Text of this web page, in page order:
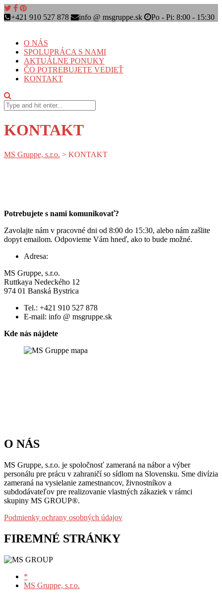
+421 910 527 878 info @ msgruppe.sk Po - Pi: 8:00 - 15:30
O NÁS
SPOLUPRÁCA S NAMI
AKTUÁLNE PONUKY
ČO POTREBUJETE VEDIEŤ
KONTAKT
KONTAKT
MS Gruppe, s.r.o. > KONTAKT
Potrebujete s nami komunikovať?
Zavolajte nám v pracovné dni od 8:00 do 15:30, alebo nám zašlite
dopyt emailom. Odpovieme Vám hneď, ako to bude možné.
Adresa:
MS Gruppe, s.r.o.
Ruttkaya Nedeckého 12
974 01 Banská Bystrica
Tel.: +421 910 527 878
E-mail: info @ msgruppe.sk
Kde nás nájdete
O NÁS
MS Gruppe, s.r.o. je spoločnosť zameraná na nábor a výber
personálu pre prácu v zahraničí so sídlom na Slovensku. Sme divízia
zameraná na vysielanie zamestnancov, živnostníkov a
subdodávateľov pre realizovanie vlastných zákaziek v rámci
skupiny MS GROUP®.
Podmienky ochrany osobných údajov
FIREMNÉ STRÁNKY
*
MS Gruppe, s.r.o.